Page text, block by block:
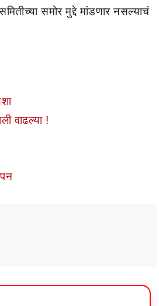
समोर मुद्दे मांडणार नसल्याचं
वाढल्या !